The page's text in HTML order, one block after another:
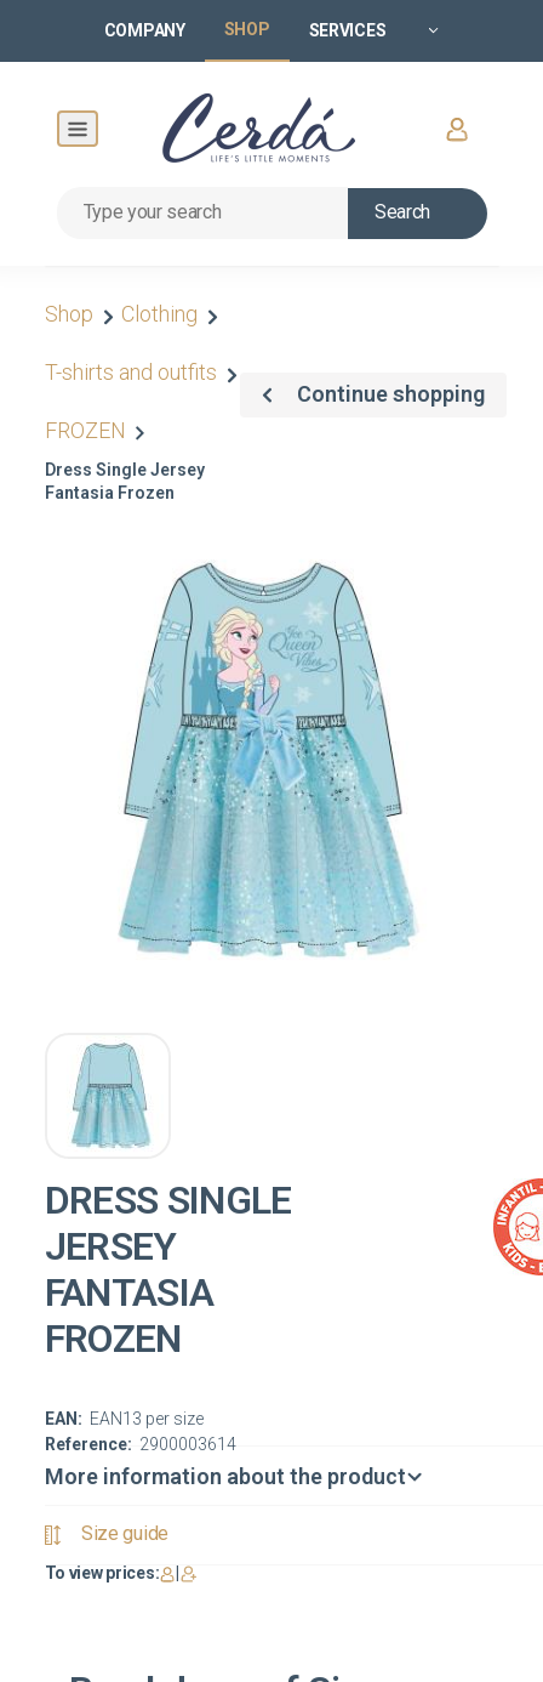
COMPANY SHOP SERVICES
Search
Shop Clothing
T-shirts and outfits
FROZEN
Dress Single Jersey
Fantasia Frozen
Continue shopping
DRESS SINGLE
JERSEY
FANTASIA
FROZEN
Reference: 2900003614
EAN: EAN13 per size
More information about the product
Size guide
To view prices: